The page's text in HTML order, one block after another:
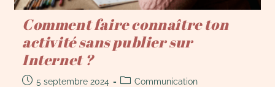
Comment faire connaître ton
activité sans publier sur
Internet ?
5 septembre 2024 Communication